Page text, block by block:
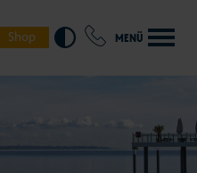
Shop MENÜ